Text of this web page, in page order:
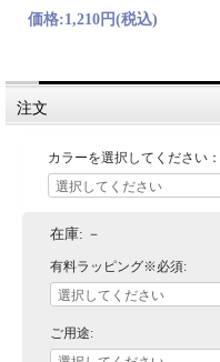
価格:1,210円(税込)
注文
カラーを選択してください：
在庫: －
有料ラッピング※必須:
ご用途: